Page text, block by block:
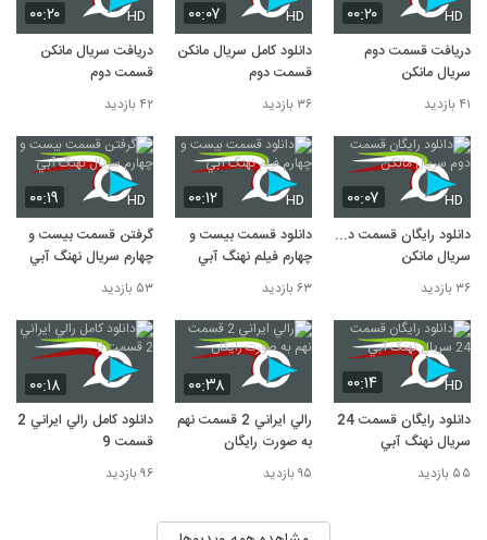
۰۰:۲۰ HD
دريافت قسمت دوم
سريال مانکن
۴۱ بازدید
۰۰:۰۷ HD
دانلود کامل سريال مانکن
قسمت دوم
۳۶ بازدید
۰۰:۲۰ HD
دريافت سریال مانکن
قسمت دوم
۴۲ بازدید
۰۰:۰۷ HD
دانلود رايگان قسمت دوم
سریال مانکن
۳۶ بازدید
۰۰:۱۲ HD
دانلود قسمت بیست و
چهارم فيلم نهنگ آبي
۶۳ بازدید
۰۰:۱۹ HD
گرفتن قسمت بیست و
چهارم سريال نهنگ آبي
۵۳ بازدید
۰۰:۱۴ HD
دانلود رايگان قسمت 24
سريال نهنگ آبي
۵۵ بازدید
۰۰:۳۸
رالي ايراني 2 قسمت نهم
به صورت رايگان
۹۵ بازدید
۰۰:۱۸
دانلود کامل رالي ايراني 2
قسمت 9
۹۶ بازدید